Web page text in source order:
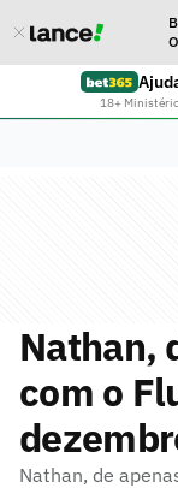
18+
Nathan,
com o
Nathan, de